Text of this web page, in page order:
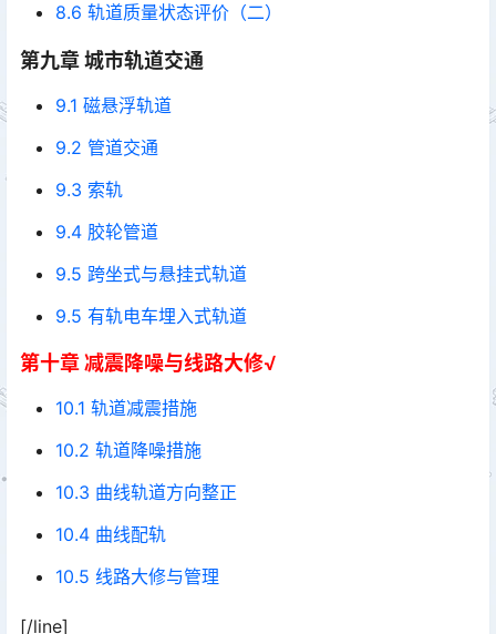
8.6 轨道质量状态评价（二）
第九章 城市轨道交通
9.1 磁悬浮轨道
9.2 管道交通
9.3 索轨
9.4 胶轮管道
9.5 跨坐式与悬挂式轨道
9.5 有轨电车埋入式轨道
第十章 减震降噪与线路大修√
10.1 轨道减震措施
10.2 轨道降噪措施
10.3 曲线轨道方向整正
10.4 曲线配轨
10.5 线路大修与管理
[/line]